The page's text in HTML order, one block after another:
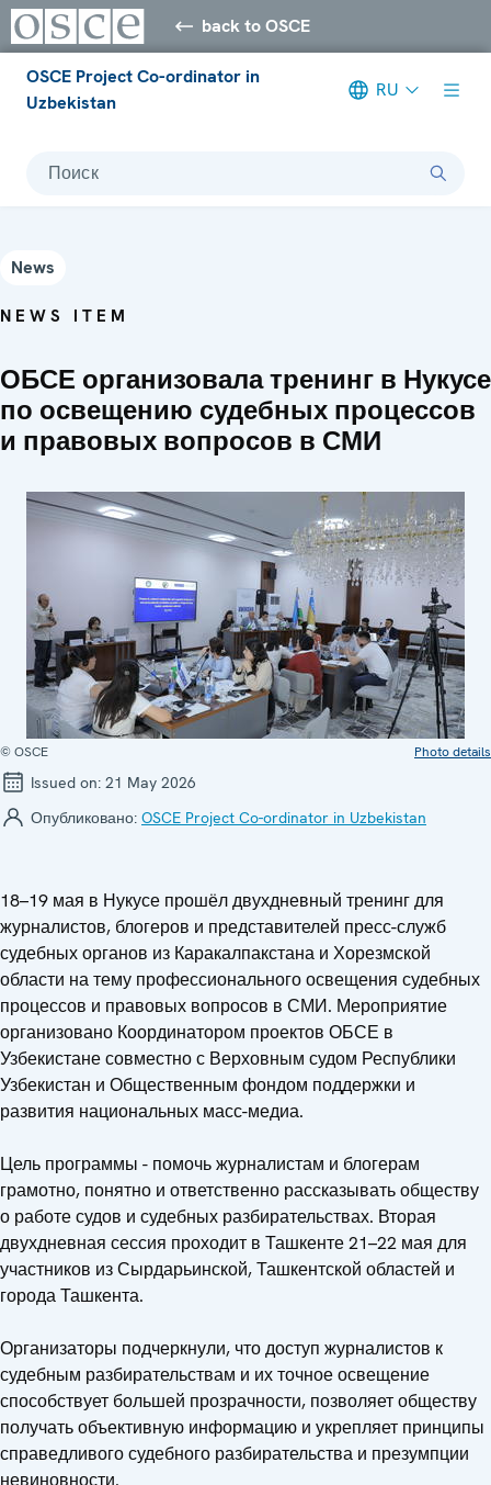
back to OSCE
OSCE Project Co-ordinator in
Uzbekistan
RU
Поиск
News
NEWS ITEM
ОБСЕ организовала тренинг в Нукусе
по освещению судебных процессов
и правовых вопросов в СМИ
© OSCE Photo details
Issued on: 21 May 2026
Опубликовано: OSCE Project Co-ordinator in Uzbekistan
18–19 мая в Нукусе прошёл двухдневный тренинг для
журналистов, блогеров и представителей пресс-служб
судебных органов из Каракалпакстана и Хорезмской
области на тему профессионального освещения судебных
процессов и правовых вопросов в СМИ. Мероприятие
организовано Координатором проектов ОБСЕ в
Узбекистане совместно с Верховным судом Республики
Узбекистан и Общественным фондом поддержки и
развития национальных масс-медиа.
Цель программы - помочь журналистам и блогерам
грамотно, понятно и ответственно рассказывать обществу
о работе судов и судебных разбирательствах. Вторая
двухдневная сессия проходит в Ташкенте 21–22 мая для
участников из Сырдарьинской, Ташкентской областей и
города Ташкента.
Организаторы подчеркнули, что доступ журналистов к
судебным разбирательствам и их точное освещение
способствует большей прозрачности, позволяет обществу
получать объективную информацию и укрепляет принципы
справедливого судебного разбирательства и презумпции
невиновности.